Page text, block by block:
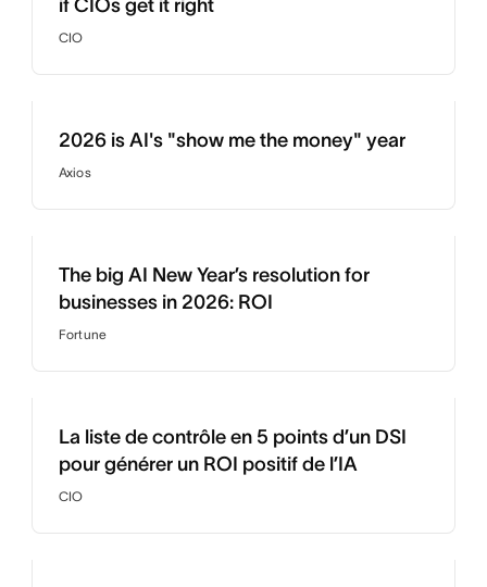
if CIOs get it right
CIO
2026 is AI's "show me the money" year
Axios
The big AI New Year’s resolution for
businesses in 2026: ROI
Fortune
La liste de contrôle en 5 points d’un DSI
pour générer un ROI positif de l’IA
CIO